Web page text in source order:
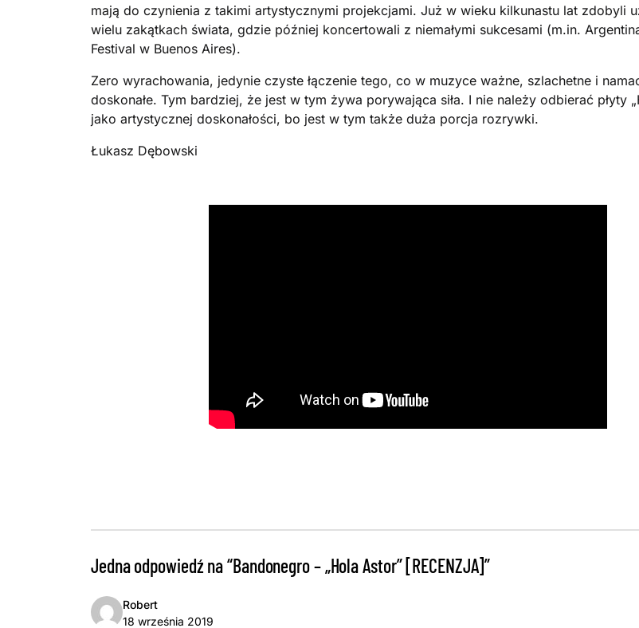
mają do czynienia z takimi artystycznymi projekcjami. Już w wieku kilkunastu lat zdobyli
wielu zakątkach świata, gdzie później koncertowali z niemałymi sukcesami (m.in.
Festival w Buenos Aires).
Zero wyrachowania, jedynie czyste łączenie tego, co w muzyce ważne, szlachetne i
doskonałe. Tym bardziej, że jest w tym żywa porywająca siła. I nie należy odbierać płyty
jako artystycznej doskonałości, bo jest w tym także duża porcja rozrywki.
Łukasz Dębowski
Jedna odpowiedź na “Bandonegro – „Hola Astor” [RECENZJA]”
Robert
18 września 2019